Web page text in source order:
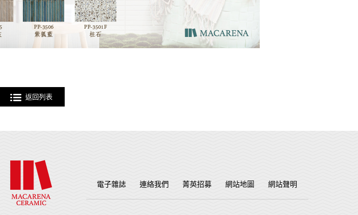
返回列表
電子雜誌 連絡我們 菁英招募 網站地圖 網站聲明